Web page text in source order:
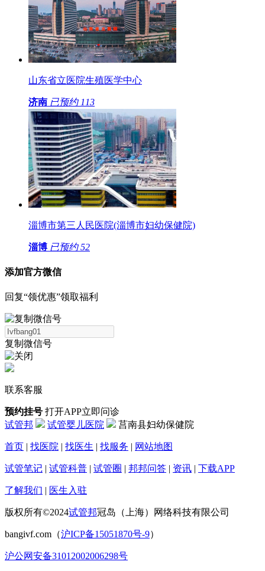
山东省立医院生殖医学中心
济南 已预约 113
淄博市第三人民医院(淄博市妇幼保健院)
淄博 已预约 52
添加官方微信
回复“领优惠”领取福利
复制微信号
联系客服
预约挂号 打开APP立即问诊
试管邦
试管婴儿医院 莒南县妇幼保健院
首页 | 找医院 | 找医生 | 找服务 | 网站地图
试管笔记 | 试管科普 | 试管圈 | 邦邦问答 | 资讯 | 下载APP
了解我们 | 医生入驻
版权所有©2024试管邦冠岛（上海）网络科技有限公司
bangivf.com（沪ICP备15051870号-9）
沪公网安备31012002006298号